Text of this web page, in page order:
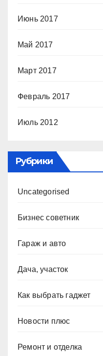
Июнь 2017
Май 2017
Март 2017
Февраль 2017
Июль 2012
Рубрики
Uncategorised
Бизнес советник
Гараж и авто
Дача, участок
Как выбрать гаджет
Новости плюс
Ремонт и отделка